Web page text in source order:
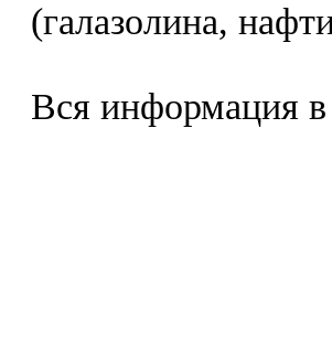
(галазолина,
Вся информация в